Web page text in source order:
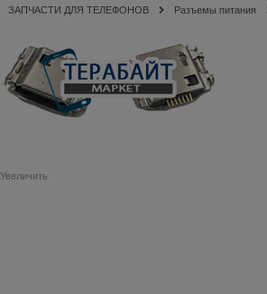
ЗАПЧАСТИ ДЛЯ ТЕЛЕФОНОВ Разъемы питания
Увеличить